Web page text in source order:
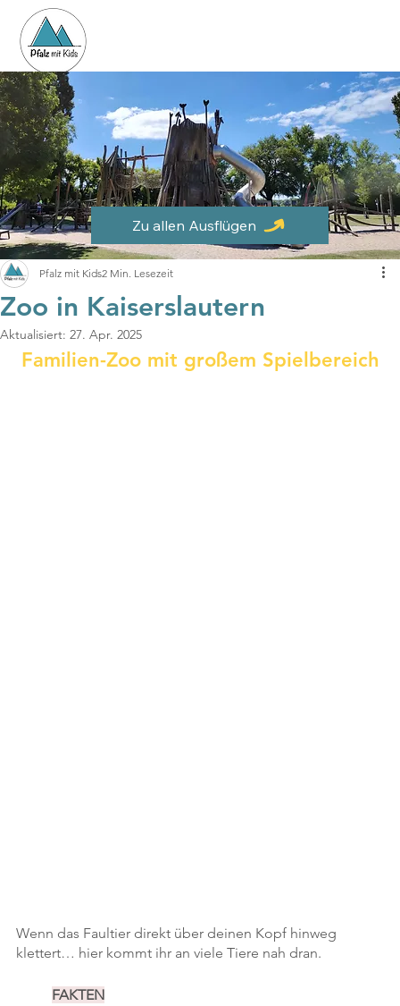
Zu allen Ausflügen
Zoo in Kaiserslautern
Pfalz mit Kids2 Min. Lesezeit
Aktualisiert: 27. Apr. 2025
Familien-Zoo mit großem Spielbereich
Wenn das Faultier direkt über deinen Kopf hinweg
klettert… hier kommt ihr an viele Tiere nah dran.
FAKTEN